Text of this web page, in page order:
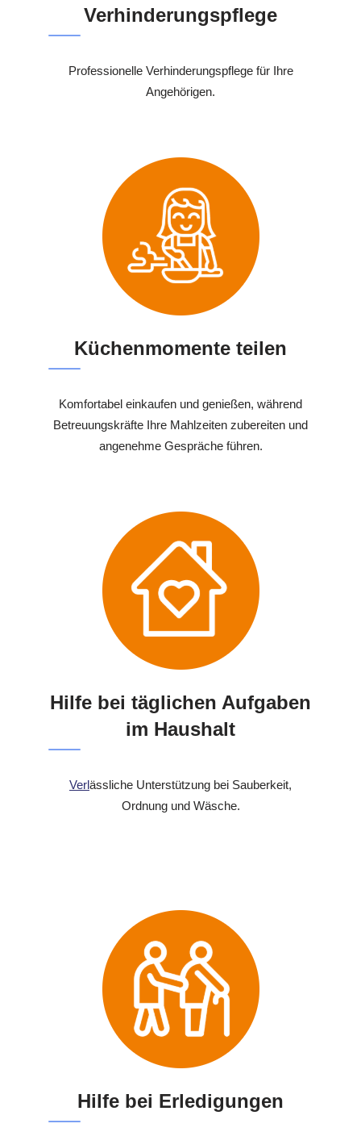
Verhinderungspflege
Professionelle Verhinderungspflege für Ihre
Angehörigen.
Küchenmomente teilen
Komfortabel einkaufen und genießen, während
Betreuungskräfte Ihre Mahlzeiten zubereiten und
angenehme Gespräche führen.
Hilfe bei täglichen Aufgaben
im Haushalt
Verlässliche Unterstützung bei Sauberkeit,
Ordnung und Wäsche.
Hilfe bei Erledigungen